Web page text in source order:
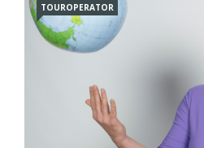
TOUROPERATOR